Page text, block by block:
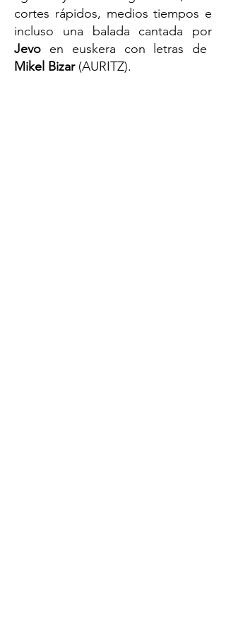
cortes rápidos, medios tiempos e
incluso una balada cantada por
Jevo en euskera con letras de
Mikel Bizar(AURITZ).